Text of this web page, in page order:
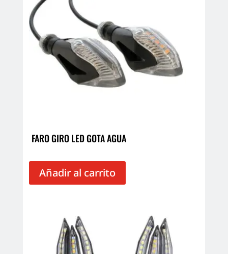
FARO GIRO LED GOTA AGUA
Añadir al carrito